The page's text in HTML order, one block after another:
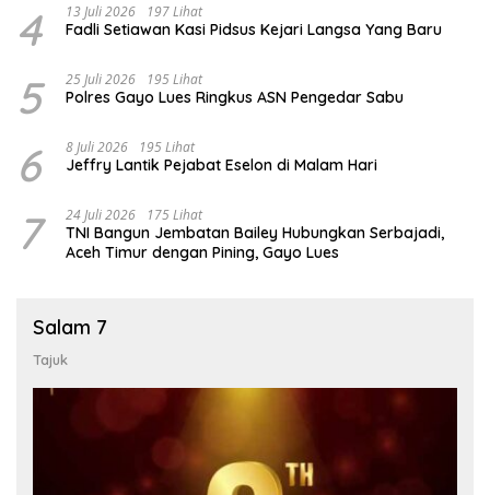
4 13 Juli 2026 197 Lihat
Fadli Setiawan Kasi Pidsus Kejari Langsa Yang Baru
5 25 Juli 2026 195 Lihat
Polres Gayo Lues Ringkus ASN Pengedar Sabu
6 8 Juli 2026 195 Lihat
Jeffry Lantik Pejabat Eselon di Malam Hari
7 24 Juli 2026 175 Lihat
TNI Bangun Jembatan Bailey Hubungkan Serbajadi,
Aceh Timur dengan Pining, Gayo Lues
Salam 7
Tajuk